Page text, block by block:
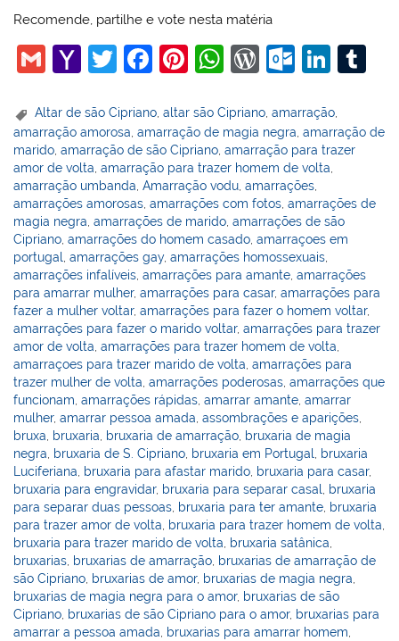
Recomende, partilhe e vote nesta matéria
G
ai
l
Y
h
o
o
M
ai
l
T
itt
er
F
c
e
b
o
o
k
Pi
er
e
st
W
at
s
A
p
p
W
d
Pr
e
ss
O
lo
o
k.
c
o
m
Li
k
e
dI
n
bl
Altar de são Cipriano,altar são Cipriano,amarração,
amarração amorosa ,amarração de magia negra ,amarração de
marido ,amarração de são Cipriano ,amarração para trazer
amor de volta ,amarração para trazer homem de volta
amarração umbanda ,Amarração vodu ,amarrações
amarrações amorosas ,amarrações com fotos ,amarrações de
magia negra ,amarrações de marido ,amarrações de são
Cipriano ,amarrações do homem casado ,amarraçoes em
portugal ,amarrações gay,amarrações homossexuais
amarrações infalíveis ,amarrações para amante ,amarrações
para amarrar mulher,amarrações para casar,amarrações para
fazer a mulher voltar,amarrações para fazer o homem voltar,
amarrações para fazer o marido voltar,amarrações para trazer
amor de volta ,amarrações para trazer homem de volta
amarraçoes para trazer marido de volta ,amarrações para
trazer mulher de volta ,amarrações poderosas ,amarrações que
funcionam ,amarrações rápidas ,amarrar amante ,amarrar
mulher,amarrar pessoa amada ,assombrações e aparições
bruxa
bruxaria bruxaria de amarração bruxaria de magia
negra
bruxaria de S. Cipriano bruxaria em Portugal
bruxaria
Luciferiana
bruxaria para afastar marido bruxaria para casar,
bruxaria para engravidar, bruxaria para separar casal
bruxaria
para separar duas pessoas bruxaria para ter amante bruxaria
para trazer amor de volta
bruxaria para trazer homem de volta
bruxaria para trazer marido de volta
bruxaria satânica
bruxarias bruxarias de amarração bruxarias de amarração de
são Cipriano bruxarias de amor, bruxarias de magia negra
bruxarias de magia negra para o amor, bruxarias de são
Cipriano bruxarias de são Cipriano para o amor, bruxarias para
amarrar a pessoa amada
bruxarias para amarrar homem